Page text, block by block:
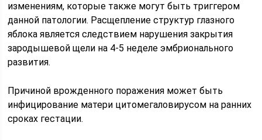
изменениям, которые также могут быть триггером
данной патологии. Расщепление структур глазного
яблока является следствием нарушения закрытия
зародышевой щели на 4-5 неделе эмбрионального
развития.
Причиной врожденного поражения может быть
инфицирование матери цитомегаловирусом на ранних
сроках гестации.